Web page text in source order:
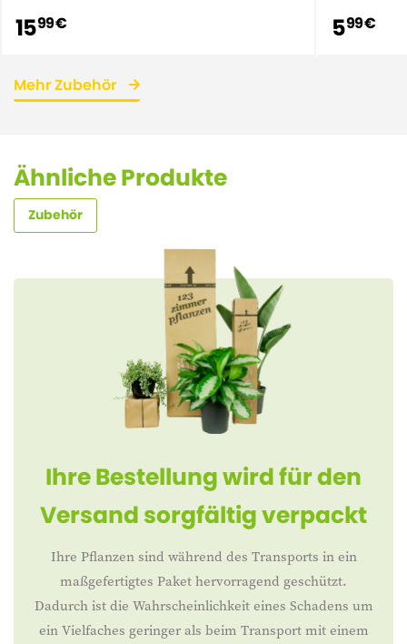
1599 € 599 €
Mehr Zubehör
Ähnliche Produkte
Zubehör
Ihre Bestellung wird für den
Versand sorgfältig verpackt
Ihre Pflanzen sind während des Transports in ein
maßgefertigtes Paket hervorragend geschützt.
Dadurch ist die Wahrscheinlichkeit eines Schadens um
ein Vielfaches geringer als beim Transport mit einem